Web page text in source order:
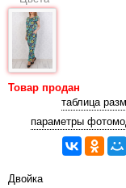
Товар продан
таблица
параметры
Двойка